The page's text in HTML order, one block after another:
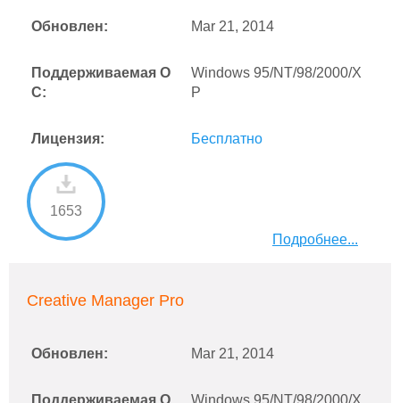
Обновлен: Mar 21, 2014
Поддерживаемая О
С:
Windows 95/NT/98/2000/X
P
Лицензия: Бесплатно
1653
Подробнее...
Creative Manager Pro
Обновлен: Mar 21, 2014
Поддерживаемая О
Windows 95/NT/98/2000/X